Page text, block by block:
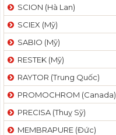
SCION (Hà Lan)
SCIEX (Mỹ)
SABIO (Mỹ)
RESTEK (Mỹ)
RAYTOR (Trung Quốc)
PROMOCHROM (Canada)
PRECISA (Thuỵ Sỹ)
MEMBRAPURE (Đức)